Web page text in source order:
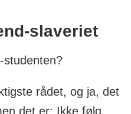
slaveriet
studenten?
rådet, og ja, det
det er: Ikke følg